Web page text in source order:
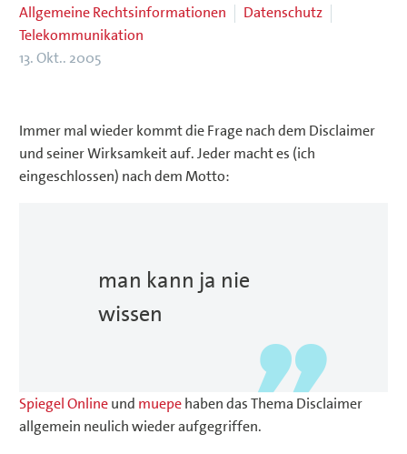
Allgemeine Rechtsinformationen
Datenschutz
Telekommunikation
13. Okt.. 2005
Immer mal wieder kommt die Frage nach dem Disclaimer
und seiner Wirksamkeit auf. Jeder macht es (ich
eingeschlossen) nach dem Motto:
man kann ja nie
wissen
Spiegel Onlineund muepehaben das Thema Disclaimer
allgemein neulich wieder aufgegriffen.